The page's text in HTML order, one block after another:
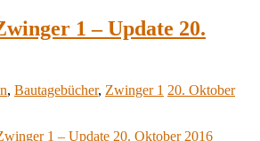
1 – Update 20.
, Bautagebücher, Zwinger 1 20. Oktober